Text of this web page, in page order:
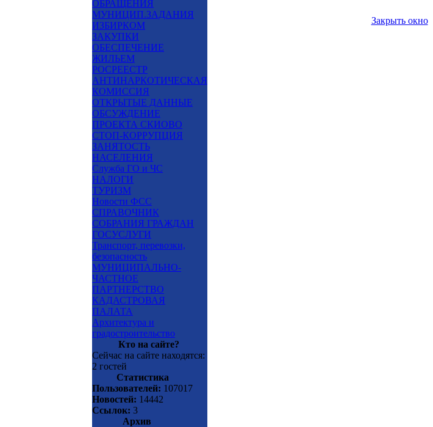
ОБРАЩЕНИЯ
МУНИЦИП.ЗАДАНИЯ
ИЗБИРКОМ
ЗАКУПКИ
ОБЕСПЕЧЕНИЕ
ЖИЛЬЕМ
РОСРЕЕСТР
АНТИНАРКОТИЧЕСКАЯ
КОМИССИЯ
ОТКРЫТЫЕ ДАННЫЕ
ОБСУЖДЕНИЕ
ПРОЕКТА СКИОВО
СТОП-КОРРУПЦИЯ
ЗАНЯТОСТЬ
НАСЕЛЕНИЯ
Служба ГО и ЧС
НАЛОГИ
ТУРИЗМ
Новости ФСС
СПРАВОЧНИК
СОБРАНИЯ ГРАЖДАН
ГОСУСЛУГИ
Транспорт, перевозки,
безопасность
МУНИЦИПАЛЬНО-
ЧАСТНОЕ
ПАРТНЕРСТВО
КАДАСТРОВАЯ
ПАЛАТА
Архитектура и
градостроительство
Кто на сайте?
Сейчас на сайте находятся:
2 гостей
Статистика
Пользователей: 107017
Новостей: 14442
Ссылок: 3
Архив
Закрыть окно